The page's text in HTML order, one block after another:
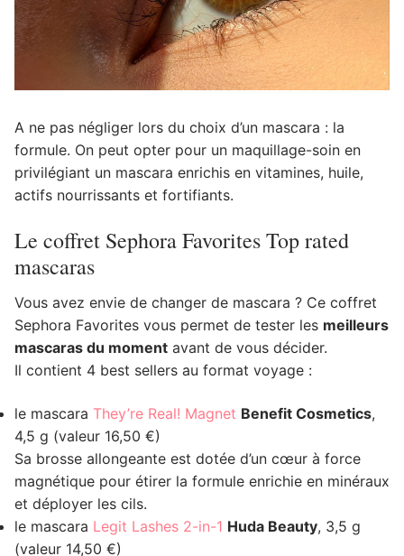
A ne pas négliger lors du choix d’un mascara : la
formule. On peut opter pour un maquillage-soin en
privilégiant un mascara enrichis en vitamines, huile,
actifs nourrissants et fortifiants.
Le coffret Sephora Favorites Top rated
mascaras
Vous avez envie de changer de mascara ? Ce coffret
Sephora Favorites vous permet de tester les meilleurs
mascaras du moment avant de vous décider.
Il contient 4 best sellers au format voyage :
le mascara They’re Real! Magnet Benefit Cosmetics,
4,5 g (valeur 16,50 €)
Sa brosse allongeante est dotée d’un cœur à force
magnétique pour étirer la formule enrichie en minéraux
et déployer les cils.
le mascara Legit Lashes 2-in-1 Huda Beauty, 3,5 g
(valeur 14,50 €)